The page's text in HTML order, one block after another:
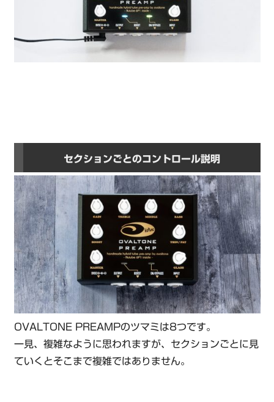
セクションごとのコントロール説明
OVALTONE PREAMPのツマミは8つです。
一見、複雑なように思われますが、セクションごとに見
ていくとそこまで複雑ではありません。